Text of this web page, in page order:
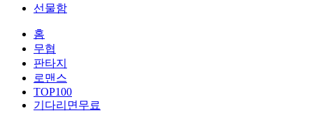
선물함
홈
무협
판타지
로맨스
TOP100
기다리면무료